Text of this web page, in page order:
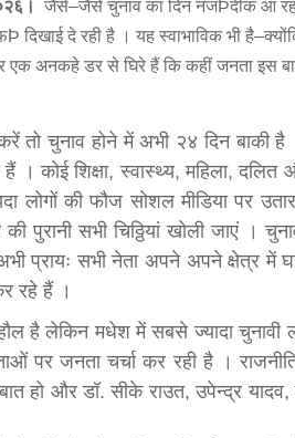
जैसे–जैसे चुनाव का दिन नजÞदीक आ
दिखाई दे रही है । यह स्वाभाविक भी
एक अनकहे डर से घिरे हैं कि कहीं जनता इस
चुनाव होने में अभी २४ दिन बाकी
। कोई शिक्षा, स्वास्थ्य, महिला,
लोगों की फौज सोशल मीडिया पर
पुरानी सभी चिठ्ठियां खोली जाएं ।
अभी प्रायः सभी नेता अपने अपने क्षेत्र
रहे हैं ।
है लेकिन मधेश में सबसे ज्यादा
पर जनता चर्चा कर रही है ।
हो और डॉ. सीके राउत, उपेन्द्र